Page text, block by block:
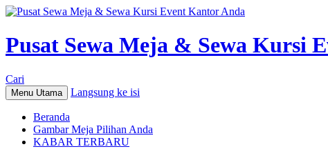
Pusat Sewa Meja & Sewa Kursi
Cari
Menu Utama Langsung ke isi
Beranda
Gambar Meja Pilihan Anda
KABAR TERBARU